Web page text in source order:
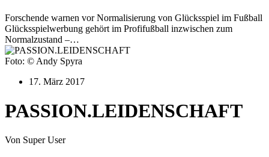
Forschende warnen vor Normalisierung von Glücksspiel im Fußball
Glücksspielwerbung gehört im Profifußball inzwischen zum
Normalzustand –…
Foto: © Andy Spyra
17. März 2017
PASSION.LEIDENSCHAFT
Von Super User